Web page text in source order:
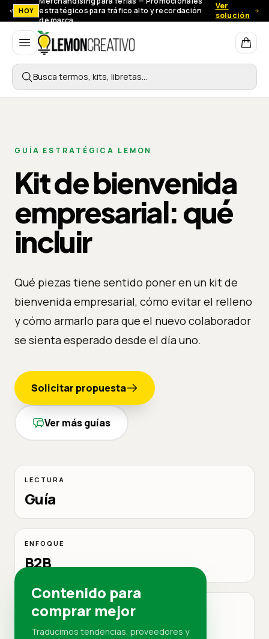
HOY
estratégicos para tráfico alto y recordación
de marca.
Ver
solución
Lemon Creativo
Busca termos, kits, libretas…
GUÍA ESTRATÉGICA LEMON
Kit de bienvenida
empresarial: qué
incluir
Qué piezas tiene sentido poner en un kit de
bienvenida empresarial, cómo evitar el relleno
y cómo armarlo para que el nuevo colaborador
se sienta esperado desde el día uno.
Solicitar propuesta
Ver más guías
LECTURA
Guía
ENFOQUE
B2B
MERCADO
RD
Contenido para
comprar mejor
Traducimos tendencias, proveedores y